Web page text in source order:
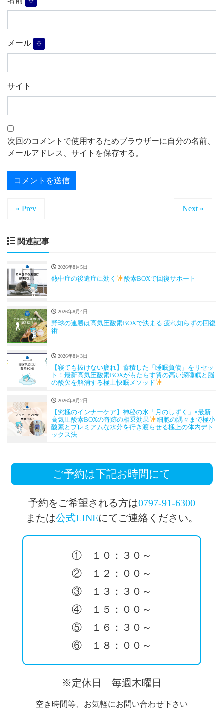
メール ※
サイト
次回のコメントで使用するためブラウザーに自分の名前、
メールアドレス、サイトを保存する。
« Prev Next »
関連記事
2026年8月5日
熱中症の後遺症に効く 酸素BOXで回復サポート
2026年8月4日
野球の連勝は高気圧酸素BOXで決まる 疲れ知らずの回復
術
2026年8月3日
【寝ても抜けない疲れ】蓄積した「睡眠負債」をリセッ
ト！最新高気圧酸素BOXがもたらす質の高い深睡眠と脳
の酸欠を解消する極上快眠メソッド
2026年8月2日
【究極のインナーケア】神秘の水「月のしずく」×最新
高気圧酸素BOXの奇跡の相乗効果
細胞の隅々まで極小
酸素とプレミアムな水分を行き渡らせる極上の体内デト
ックス法
ご予約は下記お時間にて
予約をご希望される方は0797-91-6300
または公式LINEにてご連絡ください。
① １０：３０～
② １２：００～
③ １３：３０～
④ １５：００～
⑤ １６：３０～
⑥ １８：００～
※定休日 毎週木曜日
空き時間等、お気軽にお問い合わせ下さい